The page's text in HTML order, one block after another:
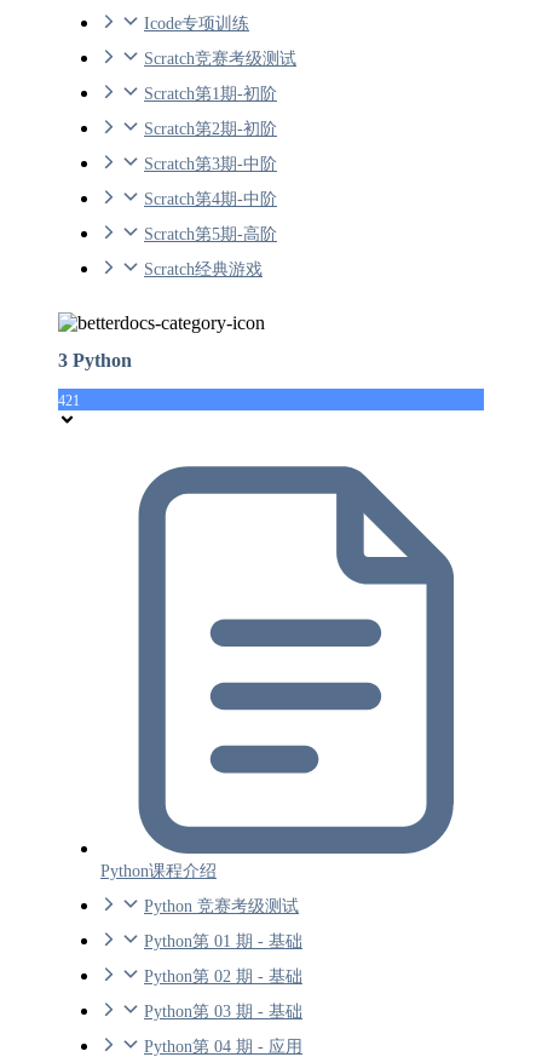
Icode专项训练
Scratch竞赛考级测试
Scratch第1期-初阶
Scratch第2期-初阶
Scratch第3期-中阶
Scratch第4期-中阶
Scratch第5期-高阶
Scratch经典游戏
3 Python
421
Python课程介绍
Python 竞赛考级测试
Python第 01 期 - 基础
Python第 02 期 - 基础
Python第 03 期 - 基础
Python第 04 期 - 应用